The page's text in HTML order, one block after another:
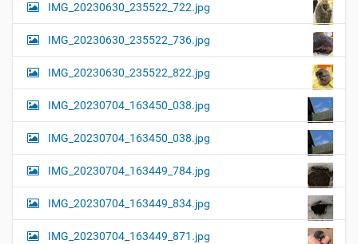
IMG_20230630_235522_722.jpg
IMG_20230630_235522_736.jpg
IMG_20230630_235522_822.jpg
IMG_20230704_163450_038.jpg
IMG_20230704_163450_038.jpg
IMG_20230704_163449_784.jpg
IMG_20230704_163449_834.jpg
IMG_20230704_163449_871.jpg